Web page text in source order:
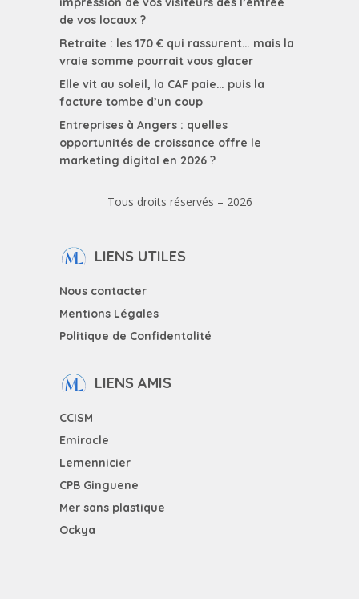
de vos locaux ?
Retraite : les 170 € qui rassurent… mais la
vraie somme pourrait vous glacer
Elle vit au soleil, la CAF paie… puis la
facture tombe d’un coup
Entreprises à Angers : quelles
opportunités de croissance offre le
marketing digital en 2026 ?
Tous droits réservés – 2026
LIENS UTILES
Nous contacter
Mentions Légales
Politique de Confidentalité
LIENS AMIS
CCISM
Emiracle
Lemennicier
CPB Ginguene
Mer sans plastique
Ockya